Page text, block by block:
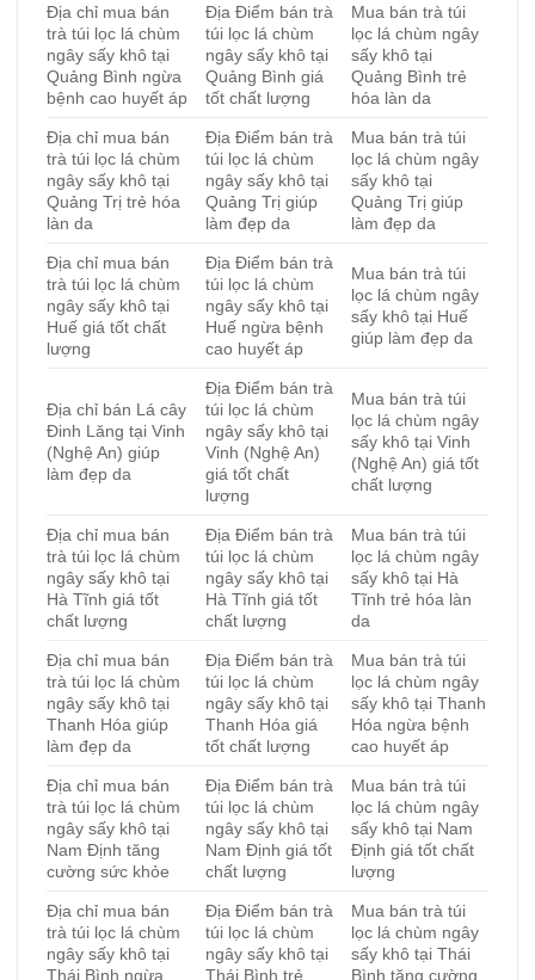
Địa chỉ mua bán
trà túi lọc lá chùm
ngây sấy khô tại
Quảng Bình ngừa
bệnh cao huyết áp
Địa Điểm bán trà
túi lọc lá chùm
ngây sấy khô tại
Quảng Bình giá
tốt chất lượng
Mua bán trà túi
lọc lá chùm ngây
sấy khô tại
Quảng Bình trẻ
hóa làn da
Địa chỉ mua bán
trà túi lọc lá chùm
ngây sấy khô tại
Quảng Trị trẻ hóa
làn da
Địa Điểm bán trà
túi lọc lá chùm
ngây sấy khô tại
Quảng Trị giúp
làm đẹp da
Mua bán trà túi
lọc lá chùm ngây
sấy khô tại
Quảng Trị giúp
làm đẹp da
Địa chỉ mua bán
trà túi lọc lá chùm
ngây sấy khô tại
Huế giá tốt chất
lượng
Địa Điểm bán trà
túi lọc lá chùm
ngây sấy khô tại
Huế ngừa bệnh
cao huyết áp
Mua bán trà túi
lọc lá chùm ngây
sấy khô tại Huế
giúp làm đẹp da
Địa chỉ bán Lá cây
Đinh Lăng tại Vinh
(Nghệ An) giúp
làm đẹp da
Địa Điểm bán trà
túi lọc lá chùm
ngây sấy khô tại
Vinh (Nghệ An)
giá tốt chất
lượng
Mua bán trà túi
lọc lá chùm ngây
sấy khô tại Vinh
(Nghệ An) giá tốt
chất lượng
Địa chỉ mua bán
trà túi lọc lá chùm
ngây sấy khô tại
Hà Tĩnh giá tốt
chất lượng
Địa Điểm bán trà
túi lọc lá chùm
ngây sấy khô tại
Hà Tĩnh giá tốt
chất lượng
Mua bán trà túi
lọc lá chùm ngây
sấy khô tại Hà
Tĩnh trẻ hóa làn
da
Địa chỉ mua bán
trà túi lọc lá chùm
ngây sấy khô tại
Thanh Hóa giúp
làm đẹp da
Địa Điểm bán trà
túi lọc lá chùm
ngây sấy khô tại
Thanh Hóa giá
tốt chất lượng
Mua bán trà túi
lọc lá chùm ngây
sấy khô tại Thanh
Hóa ngừa bệnh
cao huyết áp
Địa chỉ mua bán
trà túi lọc lá chùm
ngây sấy khô tại
Nam Định tăng
cường sức khỏe
Địa Điểm bán trà
túi lọc lá chùm
ngây sấy khô tại
Nam Định giá tốt
chất lượng
Mua bán trà túi
lọc lá chùm ngây
sấy khô tại Nam
Định giá tốt chất
lượng
Địa chỉ mua bán
trà túi lọc lá chùm
ngây sấy khô tại
Thái Bình ngừa
Địa Điểm bán trà
túi lọc lá chùm
ngây sấy khô tại
Thái Bình trẻ
Mua bán trà túi
lọc lá chùm ngây
sấy khô tại Thái
Bình tăng cường